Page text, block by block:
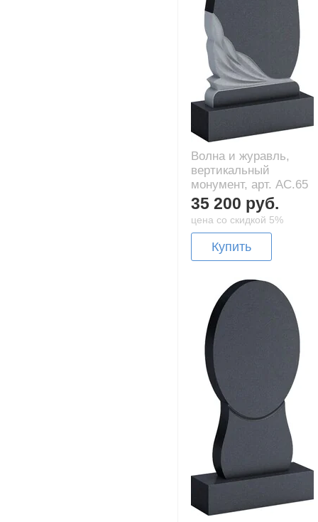
Волна и журавль,
вертикальный
монумент, арт. AC.65
35 200 руб.
цена со скидкой 5%
Купить